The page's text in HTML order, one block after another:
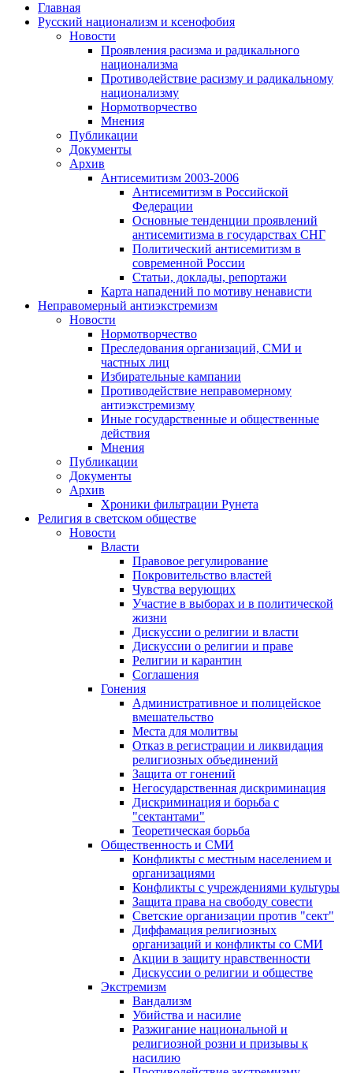
Главная
Русский национализм и ксенофобия
Новости
Проявления расизма и радикального
национализма
Противодействие расизму и радикальному
национализму
Нормотворчество
Мнения
Публикации
Документы
Архив
Антисемитизм 2003-2006
Антисемитизм в Российской
Федерации
Основные тенденции проявлений
антисемитизма в государствах СНГ
Политический антисемитизм в
современной России
Статьи, доклады, репортажи
Карта нападений по мотиву ненависти
Неправомерный антиэкстремизм
Новости
Нормотворчество
Преследования организаций, СМИ и
частных лиц
Избирательные кампании
Противодействие неправомерному
антиэкстремизму
Иные государственные и общественные
действия
Мнения
Публикации
Документы
Архив
Хроники фильтрации Рунета
Религия в светском обществе
Новости
Власти
Правовое регулирование
Покровительство властей
Чувства верующих
Участие в выборах и в политической
жизни
Дискуссии о религии и власти
Дискуссии о религии и праве
Религии и карантин
Соглашения
Гонения
Административное и полицейское
вмешательство
Места для молитвы
Отказ в регистрации и ликвидация
религиозных объединений
Защита от гонений
Негосударственная дискриминация
Дискриминация и борьба с
"сектантами"
Теоретическая борьба
Общественность и СМИ
Конфликты с местным населением и
организациями
Конфликты с учреждениями культуры
Защита права на свободу совести
Светские организации против "сект"
Диффамация религиозных
организаций и конфликты со СМИ
Акции в защиту нравственности
Дискуссии о религии и обществе
Экстремизм
Вандализм
Убийства и насилие
Разжигание национальной и
религиозной розни и призывы к
насилию